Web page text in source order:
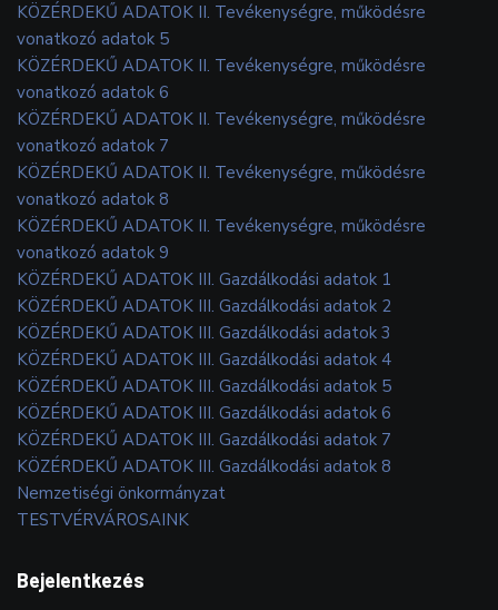
KÖZÉRDEKŰ ADATOK II. Tevékenységre, működésre
vonatkozó adatok 5
KÖZÉRDEKŰ ADATOK II. Tevékenységre, működésre
vonatkozó adatok 6
KÖZÉRDEKŰ ADATOK II. Tevékenységre, működésre
vonatkozó adatok 7
KÖZÉRDEKŰ ADATOK II. Tevékenységre, működésre
vonatkozó adatok 8
KÖZÉRDEKŰ ADATOK II. Tevékenységre, működésre
vonatkozó adatok 9
KÖZÉRDEKŰ ADATOK III. Gazdálkodási adatok 1
KÖZÉRDEKŰ ADATOK III. Gazdálkodási adatok 2
KÖZÉRDEKŰ ADATOK III. Gazdálkodási adatok 3
KÖZÉRDEKŰ ADATOK III. Gazdálkodási adatok 4
KÖZÉRDEKŰ ADATOK III. Gazdálkodási adatok 5
KÖZÉRDEKŰ ADATOK III. Gazdálkodási adatok 6
KÖZÉRDEKŰ ADATOK III. Gazdálkodási adatok 7
KÖZÉRDEKŰ ADATOK III. Gazdálkodási adatok 8
Nemzetiségi önkormányzat
TESTVÉRVÁROSAINK
Bejelentkezés